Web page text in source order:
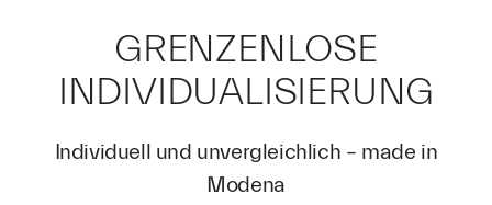
GRENZENLOSE
INDIVIDUALISIERUNG
Individuell und unvergleichlich – made in
Modena